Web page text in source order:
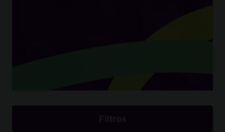
Filtros